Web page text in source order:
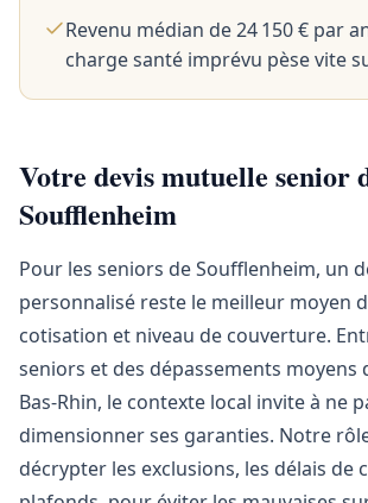
Revenu médian de 24 150 € par
charge santé imprévu pèse vite
Votre devis mutuelle senior
Soufflenheim
Pour les seniors de Soufflenheim, un
personnalisé reste le meilleur moyen
cotisation et niveau de couverture.
seniors et des dépassements moyens
Bas-Rhin, le contexte local invite à ne
dimensionner ses garanties. Notre
décrypter les exclusions, les délais de